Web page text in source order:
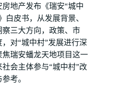
地产发布《瑞安“城中
白皮书，从发展背景、
三大方向，政策、市
对“城中村”发展进行深
瑞安蟠龙天地项目这一
会主体参与“城中村”改
考。